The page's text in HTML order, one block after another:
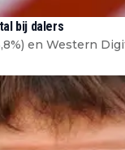
bij dalers
en Western